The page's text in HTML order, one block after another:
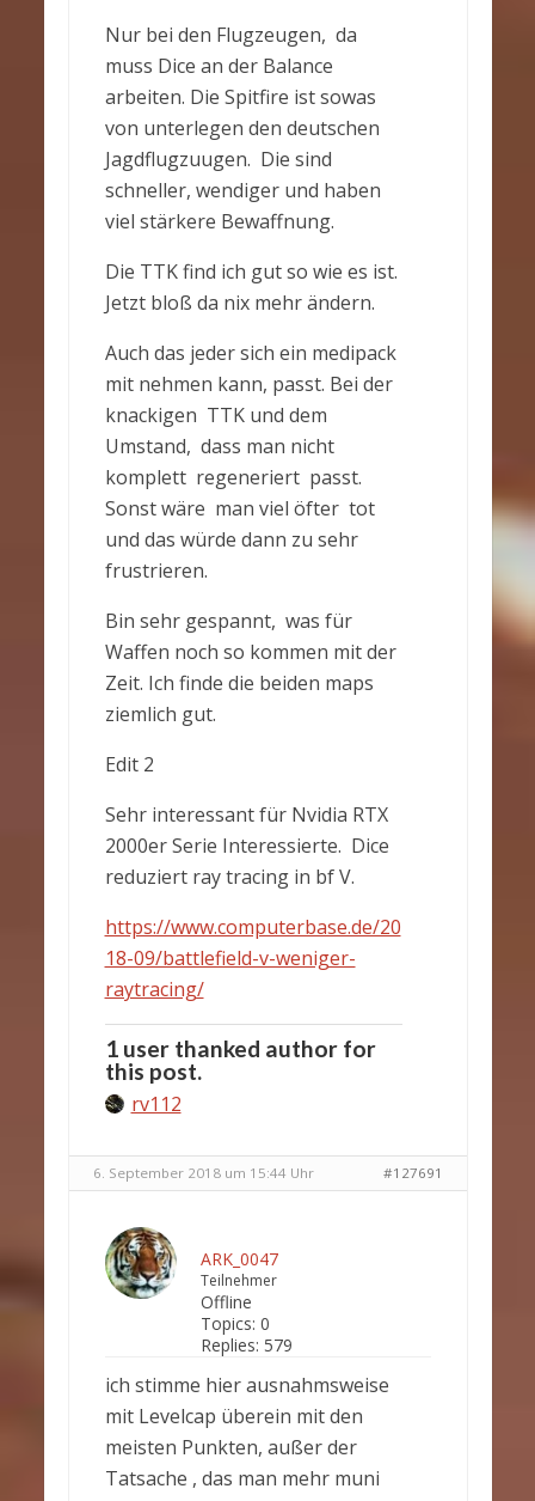
Nur bei den Flugzeugen, da
muss Dice an der Balance
arbeiten. Die Spitfire ist sowas
von unterlegen den deutschen
Jagdflugzuugen. Die sind
schneller, wendiger und haben
viel stärkere Bewaffnung.
Die TTK find ich gut so wie es ist.
Jetzt bloß da nix mehr ändern.
Auch das jeder sich ein medipack
mit nehmen kann, passt. Bei der
knackigen TTK und dem
Umstand, dass man nicht
komplett regeneriert passt.
Sonst wäre man viel öfter tot
und das würde dann zu sehr
frustrieren.
Bin sehr gespannt, was für
Waffen noch so kommen mit der
Zeit. Ich finde die beiden maps
ziemlich gut.
Edit 2
Sehr interessant für Nvidia RTX
2000er Serie Interessierte. Dice
reduziert ray tracing in bf V.
https://www.computerbase.de/20
18-09/battlefield-v-weniger-
raytracing/
1 user thanked author for
this post.
rv112
6. September 2018 um 15:44 Uhr #127691
ARK_0047
Teilnehmer
Offline
Topics: 0
Replies: 579
ich stimme hier ausnahmsweise
mit Levelcap überein mit den
meisten Punkten, außer der
Tatsache , das man mehr muni